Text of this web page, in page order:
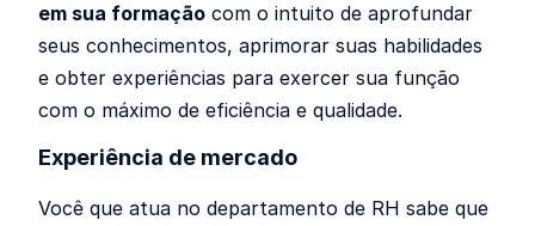
em sua formação com o intuito de aprofundar
seus conhecimentos, aprimorar suas habilidades
e obter experiências para exercer sua função
com o máximo de eficiência e qualidade.
Experiência de mercado
Você que atua no departamento de RH sabe que